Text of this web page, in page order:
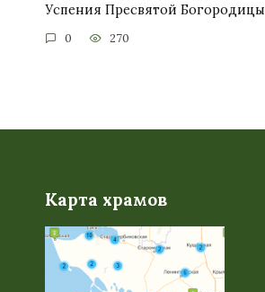
Успения Пресвятой Богородицы
0 270
Карта храмов